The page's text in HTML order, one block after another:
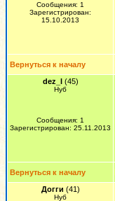
Сообщения: 1
Зарегистрирован:
15.10.2013
Вернуться к началу
dez_l(45)
Нуб
Сообщения: 1
Зарегистрирован: 25.11.2013
Вернуться к началу
Догги (41)
Нуб